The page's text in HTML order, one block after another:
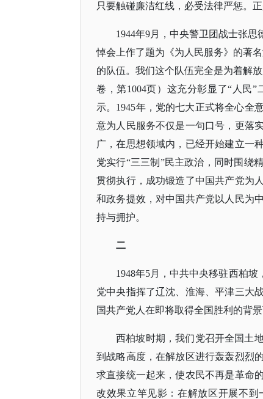
只要触碰廉洁红线，必受法律严惩。
1944年9月，中央警卫团战士张
悼会上作了题为《为人民服务》的著
的队伍。我们这个队伍完全是为着解
卷，第1004页）这充分彰显了“人民
示。1945年，党的七大正式将全心全
意为人民服务不仅是一句口号，更落
广，在思想领域内，已经开始建立一
党实行“三三制”民主政治，同时围绕
贯彻执行，成功锻造了中国共产党为
和政务提效，对中国共产党以人民为
持与拥护。
二
1948年5月，中共中央移驻西柏坡
党中央指挥了辽沈、淮海、平津三大
国共产党人在即将取得全国胜利的背
西柏坡时期，我们党召开全国土
到战略高度，在解放区进行轰轰烈烈
求直接统一起来，使农民不再是革命
改效果立竿见影：在解放区开展不